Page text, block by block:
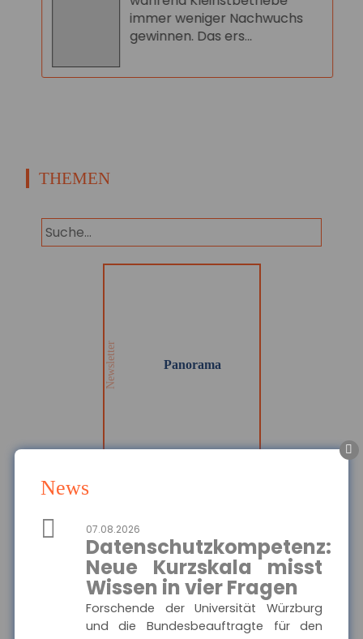
News
07.08.2026
Datenschutzkompetenz:
Neue Kurzskala misst
Wissen in vier Fragen
Forschende der Universität Würzburg
und die Bundesbeauftragte für den
immer weniger Nachwuchs
gewinnen. Das ers...
THEMEN
Newsletter Panorama
MEHR
Ausgewählte Produkte
Die Haftpflichtkasse -
Privathaftpflicht
Hier finden Sie alle
wichtigen Informationen
und Druckstücke zur
privaten
Haftpflichtversicherung
der Haftpflichtkasse.